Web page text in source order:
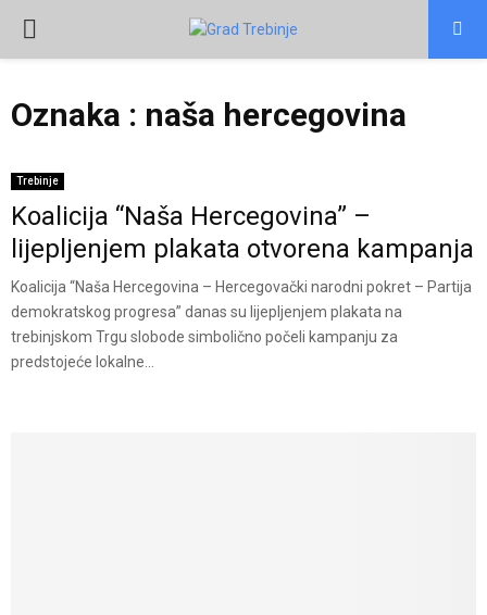
PRIMARY
Oznaka : naša hercegovina
Trebinje
Koalicija “Naša Hercegovina” –
lijepljenjem plakata otvorena kampanja
Koalicija “Naša Hercegovina – Hercegovački narodni pokret – Partija
demokratskog progresa” danas su lijepljenjem plakata na
trebinjskom Trgu slobode simbolično počeli kampanju za
predstojeće lokalne...